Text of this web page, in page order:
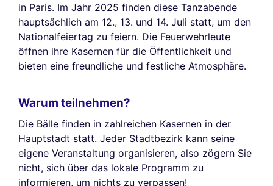
in Paris. Im Jahr 2025 finden diese Tanzabende
hauptsächlich am 12., 13. und 14. Juli statt, um den
Nationalfeiertag zu feiern. Die Feuerwehrleute
öffnen ihre Kasernen für die Öffentlichkeit und
bieten eine freundliche und festliche Atmosphäre.
Warum teilnehmen?
Die Bälle finden in zahlreichen Kasernen in der
Hauptstadt statt. Jeder Stadtbezirk kann seine
eigene Veranstaltung organisieren, also zögern Sie
nicht, sich über das lokale Programm zu
informieren, um nichts zu verpassen!